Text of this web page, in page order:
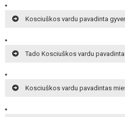
Kosciuškos vardu pavadinta
Tado Kosciuškos vardu
Kosciuškos vardu pavadintas